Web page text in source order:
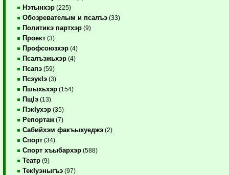
Нэтынхэр (225)
Обозревателым и псалъэ (33)
Политикэ партхэр (9)
Проект (3)
Профсоюзхэр (4)
Псалъэжьхэр (4)
Псапэ (59)
ПсэукIэ (3)
Пшыхьхэр (154)
ПщIэ (13)
ПэкIухэр (35)
Репортаж (7)
Сабийхэм факъыхуеджэ (2)
Спорт (34)
Спорт хъыбархэр (588)
Театр (9)
ТекIуэныгъэ (97)